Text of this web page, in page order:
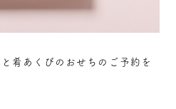
肴あくびのおせちのご予約を